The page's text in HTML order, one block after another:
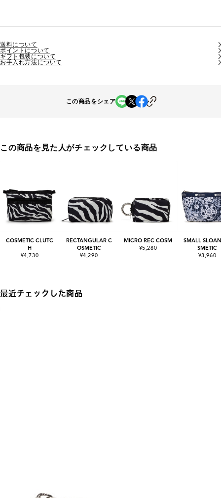
送料について
ポイントについて
ギフト包装について
お手入れ方法について
この商品をシェア
この商品を見た人がチェックしている商品
COSMETIC CLUTC
H
¥4,730
RECTANGULAR C
OSMETIC
¥4,290
MICRO REC COSM
¥5,280
SMALL
SMETIC
¥3,960
最近チェックした商品